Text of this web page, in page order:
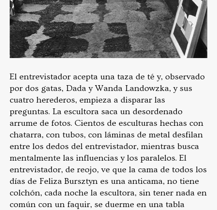
El entrevistador acepta una taza de té y, observado
por dos gatas, Dada y Wanda Landowzka, y sus
cuatro herederos, empieza a disparar las
preguntas. La escultora saca un desordenado
arrume de fotos. Cientos de esculturas hechas con
chatarra, con tubos, con láminas de metal desfilan
entre los dedos del entrevistador, mientras busca
mentalmente las influencias y los paralelos. El
entrevistador, de reojo, ve que la cama de todos los
días de Feliza Bursztyn es una anticama, no tiene
colchón, cada noche la escultora, sin tener nada en
común con un faquir, se duerme en una tabla